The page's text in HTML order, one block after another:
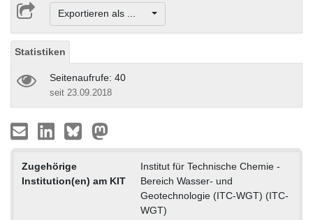
Exportieren als ...
Statistiken
Seitenaufrufe: 40
seit 23.09.2018
Zugehörige
Institution(en) am KIT
Institut für Technische Chemie -
Bereich Wasser- und
Geotechnologie (ITC-WGT) (ITC-
WGT)